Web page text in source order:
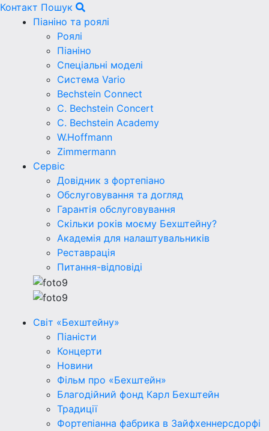
Контакт Пошук
Піаніно та роялі
Роялі
Піаніно
Спеціальні моделі
Система Vario
Bechstein Connect
C. Bechstein Concert
C. Bechstein Academy
W.Hoffmann
Zimmermann
Сервіс
Довідник з фортепіано
Обслуговування та догляд
Гарантія обслуговування
Скільки років моєму Бехштейну?
Академія для налаштувальників
Реставрація
Питання-відповіді
Світ «Бехштейну»
Піаністи
Концерти
Новини
Фільм про «Бехштейн»
Благодійний фонд Карл Бехштейн
Традиції
Фортепіанна фабрика в Зайфхеннерсдорфi